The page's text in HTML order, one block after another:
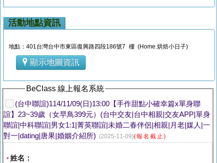
活動地點資訊
地點：401台灣台中市東區復興路四段186號7 樓 (Home.烘焙小日子)
顯示地圖資訊
BeClass 線上報名系統
(台中聯誼)114/11/09(日)13:00【手作甜點小確幸篇x單身聯
誼】23~39歲（女早鳥399元）(台中交友|台中相親|交友APP|單身
聯誼|中科聯誼|男女1:1|菁英聯誼|未婚二春伴侶|相親|月老|媒人|一
對一|dating|唐果|婚姻介紹所) (2025-11-09)(報名截止)
* 姓名：